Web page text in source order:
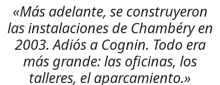
«Más adelante, se construyeron
las instalaciones de Chambéry en
2003. Adiós a Cognin. Todo era
más grande: las oficinas, los
talleres, el aparcamiento.»